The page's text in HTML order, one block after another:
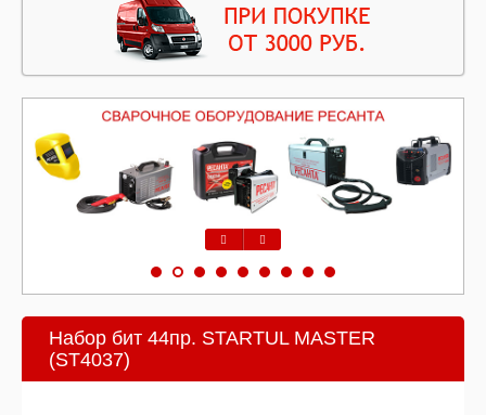
Набор бит 44пр. STARTUL MASTER
(ST4037)